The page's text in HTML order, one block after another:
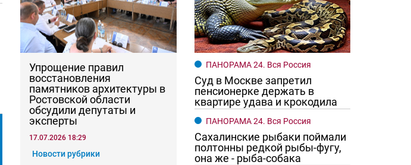
Упрощение правил
восстановления
памятников архитектуры в
Ростовской области
обсудили депутаты и
эксперты
17.07.2026 18:29
Новости рубрики
ПАНОРАМА 24. Вся Россия
Суд в Москве запретил
пенсионерке держать в
квартире удава и крокодила
ПАНОРАМА 24. Вся Россия
Сахалинские рыбаки поймали
полтонны редкой рыбы-фугу,
она же - рыба-собака